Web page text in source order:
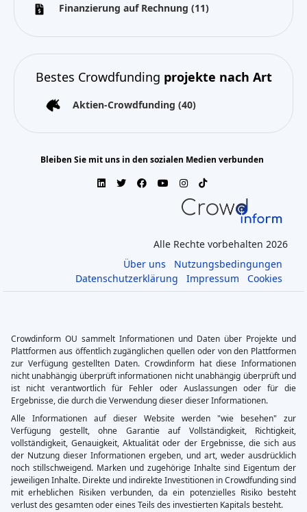
Finanzierung auf Rechnung (11)
Bestes Crowdfunding projekte nach Art
Aktien-Crowdfunding (40)
Bleiben Sie mit uns in den sozialen Medien verbunden
Alle Rechte vorbehalten 2026
Über uns
Nutzungsbedingungen
Datenschutzerklärung
Impressum Cookies
Crowdinform OU sammelt Informationen und Daten über Projekte und
Plattformen aus öffentlich zugänglichen quellen oder von den Plattformen
zur Verfügung gestellten Daten. Crowdinform hat diese Informationen
nicht unabhängig überprüft informationen nicht unabhängig überprüft und
ist nicht verantwortlich für Fehler oder Auslassungen oder für die
Ergebnisse, die durch die Verwendung dieser dieser Informationen.
Alle Informationen auf dieser Website werden "wie besehen" zur
Verfügung gestellt, ohne Garantie auf Vollständigkeit, Richtigkeit,
vollständigkeit, Genauigkeit, Aktualität oder der Ergebnisse, die sich aus
der Nutzung dieser Informationen ergeben, und art, weder ausdrücklich
noch stillschweigend. Marken und zugehörige Inhalte sind Eigentum der
jeweiligen Inhalte. Direkte und indirekte Investitionen in Crowdfunding sind
mit erheblichen Risiken verbunden, da ein potenzielles Risiko besteht
verlust des gesamten oder eines Teils des investierten Kapitals besteht.